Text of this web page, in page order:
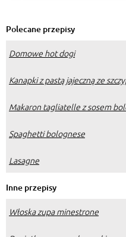
Polecane przepisy
Domowe hot dogi
Kanapki z pastą jajeczną ze
Makaron tagliatelle z sosem
Spaghetti bolognese
Lasagne
Inne przepisy
Włoska zupa minestrone